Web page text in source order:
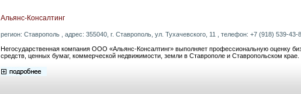
Альянс-Консалтинг
регион: Ставрополь , адрес: 355040, г. Ставрополь, ул. Тухачевского, 11 , телефон: +7 (918) 539-43-
Негосударственная компания ООО «Альянс-Консалтинг» выполняет профессиональную оценку
средств, ценных бумаг, коммерческой недвижимости, земли в Ставрополе и Ставропольском крае.